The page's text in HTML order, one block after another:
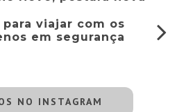
para viajar com os
em segurança
NO INSTAGRAM